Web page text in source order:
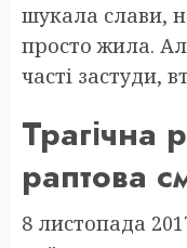
шукала слави,
просто жила.
часті застуди,
Трагічна
раптова
8 листопада